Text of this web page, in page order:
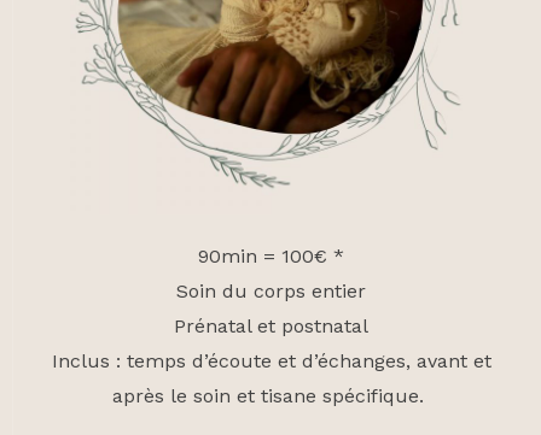
90min = 100€ *
Soin du corps entier
Prénatal et postnatal
Inclus : temps d’écoute et d’échanges, avant et
après le soin et tisane spécifique.